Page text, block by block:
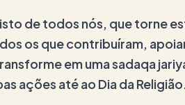
de todos nós, que torne
os que contribuíram,
em uma sadaqa
ações até ao Dia da Religião.